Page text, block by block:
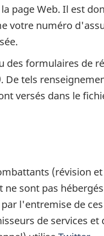
page Web. Il est
votre numéro
des formulaires de
. De tels
versés dans le
(révision
sont pas
l'entremise de
de services